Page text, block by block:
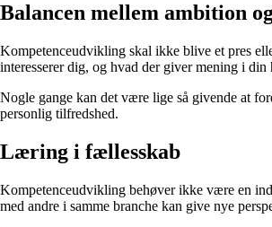
Balancen mellem ambition
Kompetenceudvikling skal ikke blive et pres
interesserer dig, og hvad der giver mening i din
Nogle gange kan det være lige så givende at
personlig tilfredshed.
Læring i fællesskab
Kompetenceudvikling behøver ikke være en
med andre i samme branche kan give nye